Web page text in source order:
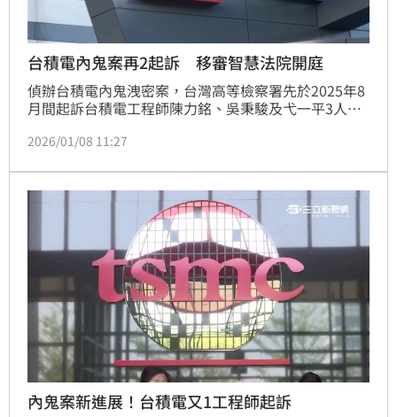
台積電內鬼案再2起訴 移審智慧法院開庭
偵辦台積電內鬼洩密案，台灣高等檢察署先於2025年8
月間起訴台積電工程師陳力銘、吳秉駿及弋一平3人，
月。陳韋傑部分，8日移審智慧財產及商業法院，陳男
予交保或續押。
2026/01/08 11:27
內鬼案新進展！台積電又1工程師起訴